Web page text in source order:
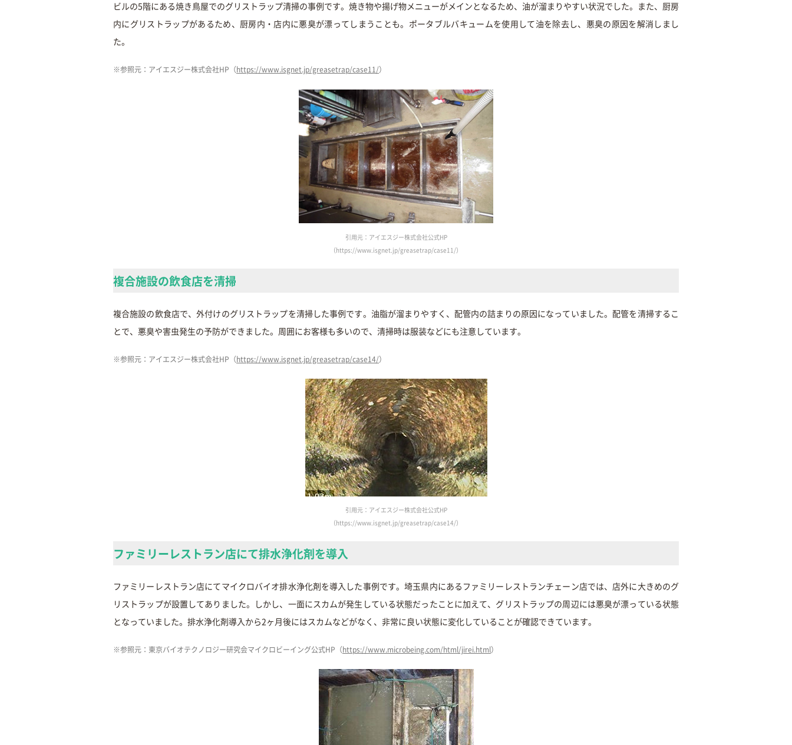
ビルの5階にある焼き鳥屋でのグリストラップ清掃の事例です。焼き物や揚げ物メニューがメインとなるため、油が溜まりやすい状況でした。また、厨房
内にグリストラップがあるため、厨房内・店内に悪臭が漂ってしまうことも。ポータブルバキュームを使用して油を除去し、悪臭の原因を解消しまし
た。
※参照元：アイエスジー株式会社HP（https://www.isgnet.jp/greasetrap/case11/）
引用元：アイエスジー株式会社公式HP
（https://www.isgnet.jp/greasetrap/case11/）
複合施設の飲食店を清掃
複合施設の飲食店で、外付けのグリストラップを清掃した事例です。油脂が溜まりやすく、配管内の詰まりの原因になっていました。配管を清掃するこ
とで、悪臭や害虫発生の予防ができました。周囲にお客様も多いので、清掃時は服装などにも注意しています。
※参照元：アイエスジー株式会社HP（https://www.isgnet.jp/greasetrap/case14/）
引用元：アイエスジー株式会社公式HP
（https://www.isgnet.jp/greasetrap/case14/）
ファミリーレストラン店にて排水浄化剤を導入
ファミリーレストラン店にてマイクロバイオ排水浄化剤を導入した事例です。埼玉県内にあるファミリーレストランチェーン店では、店外に大きめのグ
リストラップが設置してありました。しかし、一面にスカムが発生している状態だったことに加えて、グリストラップの周辺には悪臭が漂っている状態
となっていました。排水浄化剤導入から2ヶ月後にはスカムなどがなく、非常に良い状態に変化していることが確認できています。
※参照元：東京バイオテクノロジー研究会マイクロビーイング公式HP（https://www.microbeing.com/html/jirei.html）